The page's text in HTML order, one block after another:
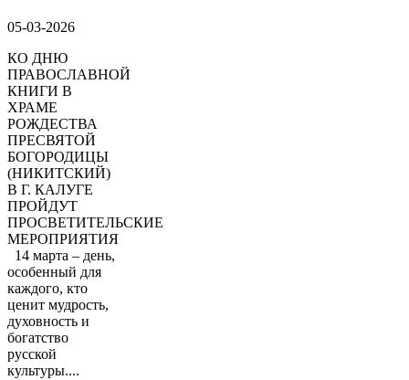
05-03-2026
КО ДНЮ
ПРАВОСЛАВНОЙ
КНИГИ В
ХРАМЕ
РОЖДЕСТВА
ПРЕСВЯТОЙ
БОГОРОДИЦЫ
(НИКИТСКИЙ)
В Г. КАЛУГЕ
ПРОЙДУТ
ПРОСВЕТИТЕЛЬСКИЕ
МЕРОПРИЯТИЯ
14 марта – день,
особенный для
каждого, кто
ценит мудрость,
духовность и
богатство
русской
культуры....